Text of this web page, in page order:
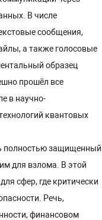
В числе
сообщения,
а также голосовые
образец
прошёл все
в научно-
квантовых
полностью защищенный
для взлома. В этой
сфер, где критически
Речь,
финансовом